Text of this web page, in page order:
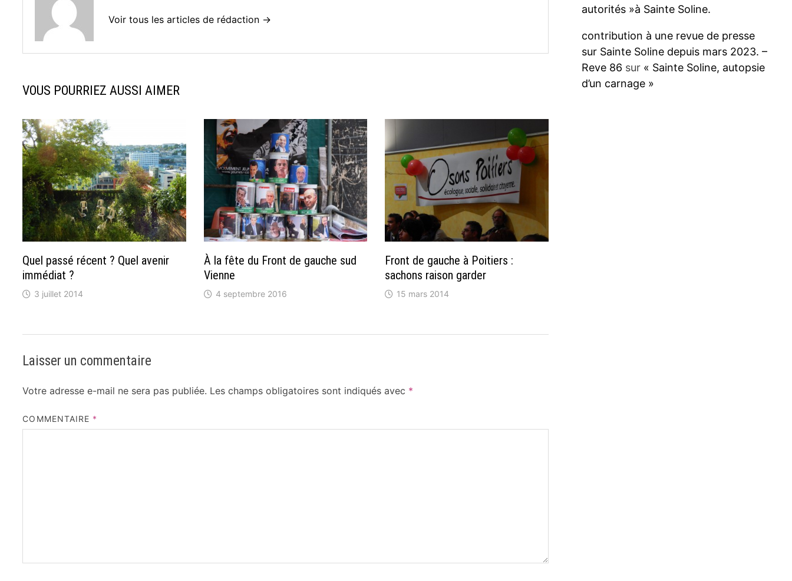
Voir tous les articles de rédaction →
VOUS POURRIEZ AUSSI AIMER
Quel passé récent ? Quel avenir
immédiat ?
3 juillet 2014
À la fête du Front de gauche sud
Vienne
4 septembre 2016
Front de gauche à Poitiers :
sachons raison garder
15 mars 2014
Laisser un commentaire
Votre adresse e-mail ne sera pas publiée. Les champs obligatoires sont indiqués avec *
COMMENTAIRE *
autorités »à Sainte Soline.
contribution à une revue de presse
sur Sainte Soline depuis mars 2023. –
Reve 86 sur « Sainte Soline, autopsie
d’un carnage »